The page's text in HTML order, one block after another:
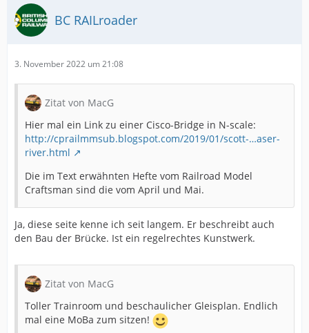
BC RAILroader
3. November 2022 um 21:08
Zitat von MacG
Hier mal ein Link zu einer Cisco-Bridge in N-scale:
http://cprailmmsub.blogspot.com/2019/01/scott-…aser-
river.html
Die im Text erwähnten Hefte vom Railroad Model
Craftsman sind die vom April und Mai.
Ja, diese seite kenne ich seit langem. Er beschreibt auch
den Bau der Brücke. Ist ein regelrechtes Kunstwerk.
Zitat von MacG
Toller Trainroom und beschaulicher Gleisplan. Endlich
mal eine MoBa zum sitzen!